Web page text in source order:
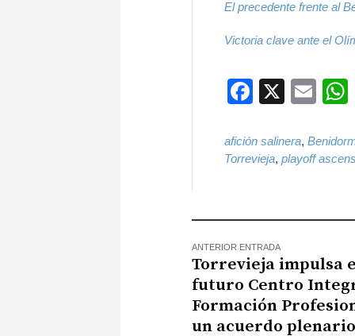
El precedente frente al
Victoria clave ante el
X
afición salinera,
Torrevieja, playoff
ANTERIOR ENTRADA
Torrevieja impulsa
futuro Centro
Formación
un acuerdo plenario